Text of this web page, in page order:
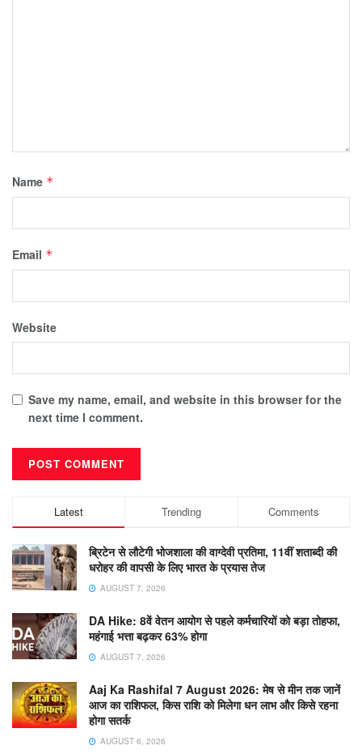
Name *
Email *
Website
Save my name, email, and website in this browser for the
next time I comment.
Latest Trending Comments
ब्रिटेन से लौटेगी भोजशाला की वाग्देवी प्रतिमा, 11वीं शताब्दी की
धरोहर की वापसी के लिए भारत के प्रयास तेज
AUGUST 7, 2026
DA Hike: 8वें वेतन आयोग से पहले कर्मचारियों को बड़ा तोहफा,
महंगाई भत्ता बढ़कर 63% होगा
AUGUST 7, 2026
Aaj Ka Rashifal 7 August 2026: मेष से मीन तक जानें
आज का राशिफल, किस राशि को मिलेगा धन लाभ और किसे रहना
होगा सतर्क
AUGUST 6, 2026